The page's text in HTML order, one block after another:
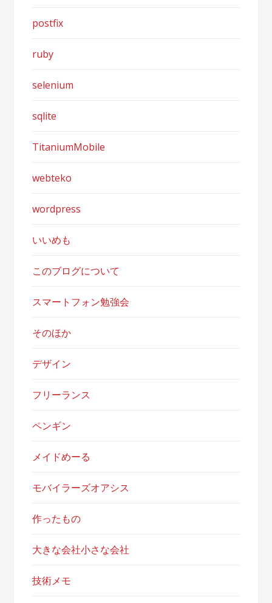
postfix
ruby
selenium
sqlite
TitaniumMobile
webteko
wordpress
いいめも
このブログについて
スマートフォン勉強会
そのほか
デザイン
フリーランス
ペンギン
メイドめーる
モバイラーズオアシス
作ったもの
大きな会社小さな会社
技術メモ